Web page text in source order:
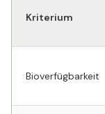
Kriterium
Bioverfügbarkeit